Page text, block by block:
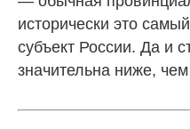
исторически это
субъект России. Да и
значительна ниже,